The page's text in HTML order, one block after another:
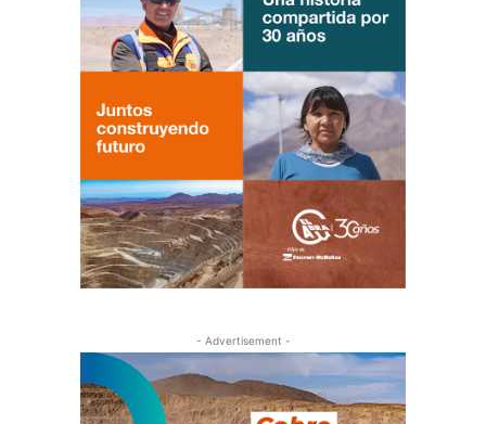
- Advertisement -